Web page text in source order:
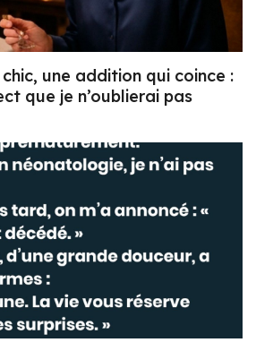
une addition qui coince :
que je n’oublierai pas